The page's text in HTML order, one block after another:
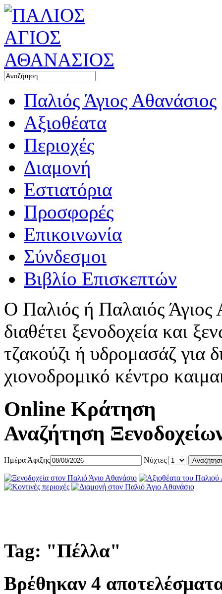
Παλιός Άγιος Αθανάσιος
Αξιοθέατα
Περιοχές
Διαμονή
Εστιατόρια
Προσφορές
Επικοινωνία
Σύνδεσμοι
Βιβλίο Επισκεπτών
Ο Παλιός ή Παλαιός
διαθέτει ξενοδοχεία και
τζακούζι ή υδρομασάζ για
χιονοδρομικό κέντρο
Online Κράτηση
Αναζήτηση
Ημέρα Άφιξης Νύχτες
Tag: "Πέλλα"
Βρέθηκαν 4